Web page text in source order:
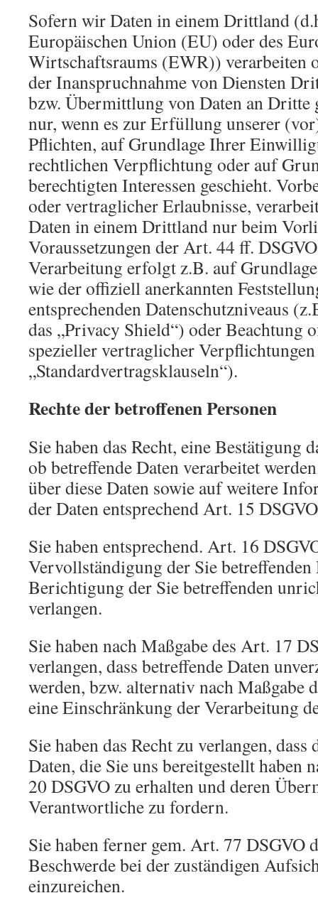
Sofern wir Daten in einem Drittland
Europäischen Union (EU) oder des
Wirtschaftsraums (EWR)) verarbeiten
der Inanspruchnahme von Diensten
bzw. Übermittlung von Daten an Dritte
nur, wenn es zur Erfüllung unserer
Pflichten, auf Grundlage Ihrer
rechtlichen Verpflichtung oder auf
berechtigten Interessen geschieht.
oder vertraglicher Erlaubnisse,
Daten in einem Drittland nur beim
Voraussetzungen der Art. 44 ff.
Verarbeitung erfolgt z.B. auf
wie der offiziell anerkannten
entsprechenden Datenschutzniveaus
das „Privacy Shield“) oder Beachtung
spezieller vertraglicher Verpflichtungen
„Standardvertragsklauseln“).
Rechte der betroffenen Personen
Sie haben das Recht, eine Bestätigung
ob betreffende Daten verarbeitet
über diese Daten sowie auf weitere
der Daten entsprechend Art. 15
Sie haben entsprechend. Art. 16
Vervollständigung der Sie betreffenden
Berichtigung der Sie betreffenden
verlangen.
Sie haben nach Maßgabe des Art. 17
verlangen, dass betreffende Daten
werden, bzw. alternativ nach Maßgabe
eine Einschränkung der Verarbeitung
Sie haben das Recht zu verlangen,
Daten, die Sie uns bereitgestellt haben
20 DSGVO zu erhalten und deren
Verantwortliche zu fordern.
Sie haben ferner gem. Art. 77 DSGVO
Beschwerde bei der zuständigen
einzureichen.